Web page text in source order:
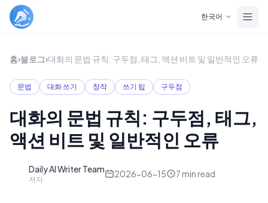
한국어
홈›블로그›대화의 문법 규칙: 구두점, 태그, 액션 비트 및 일반적인 오류
문법 대화 쓰기 창작 쓰기 팁 구두점
대화의 문법 규칙: 구두점, 태그,
액션 비트 및 일반적인 오류
Daily AI Writer Team
저자
2026-06-15 7 min read